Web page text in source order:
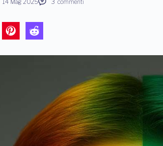
14 Mag 2025 3 commenti